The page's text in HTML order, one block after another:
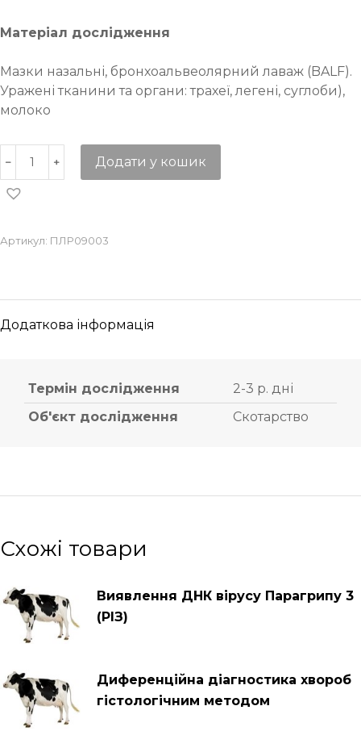
Матеріал дослідження
Maзки назальні, бронхоальвеолярний лаваж (BALF).
Уражені тканини та органи: трахеї, легені, суглоби),
молоко
Додати у кошик
Артикул: ПЛР09003
Додаткова інформація
Термін дослідження
2-3 р. дні
Об'єкт дослідження
Скотарство
Схожі товари
Виявлення ДНК вірусу Парагрипу 3
(РІЗ)
Диференційна діагностика хвороб
гістологічним методом